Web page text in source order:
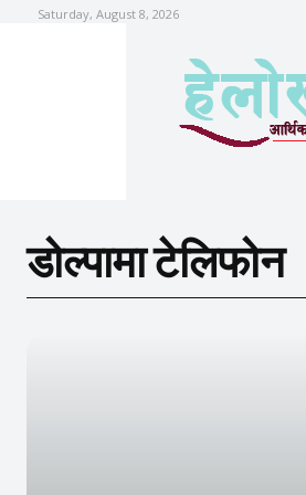
Saturday, August 8, 2026
डोल्पामा टेलिफोन